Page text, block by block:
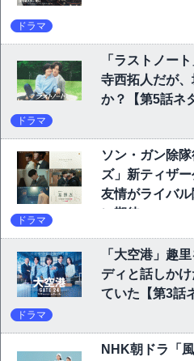
ドラマ
「ラストノー
寺西拓人だが
か？【第5話ネ
ドラマ
ソン・ガン除
ズ」新ティザ
友情がライバ
に期待
ドラマ
「大空港」趣
ディと話しか
ていた【第3話
ドラマ
NHK朝ドラ「